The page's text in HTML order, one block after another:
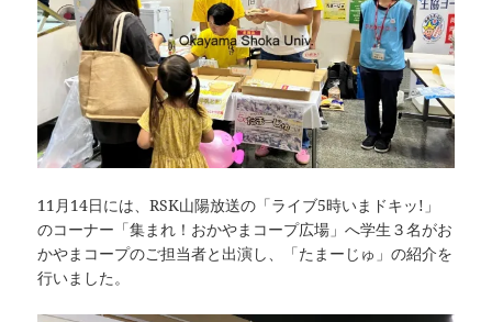
11月14日には、RSK山陽放送の「ライブ5時いまドキッ!」
のコーナー「集まれ！おかやまコープ広場」へ学生３名がお
かやまコープのご担当者と出演し、「たまーじゅ」の紹介を
行いました。